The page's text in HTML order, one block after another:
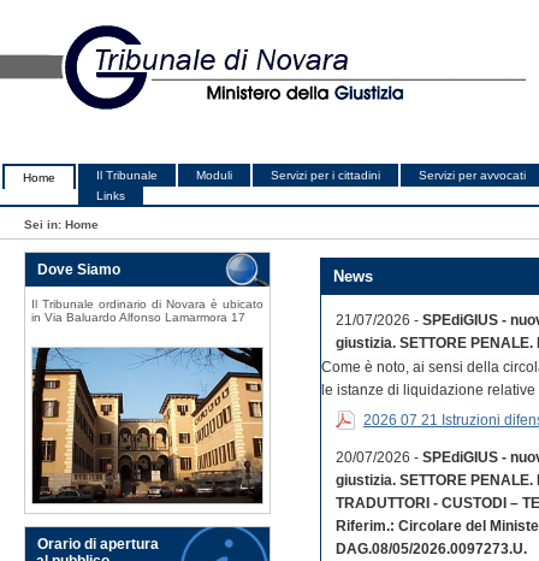
Home Il Tribunale Moduli Servizi per i cittadini
Servizi per avvocati
Links
Sei in: Home
News
21/07/2026 - SPEdiGIUS -
giustizia. SETTORE
Come è noto, ai sensi della
le istanze di liquidazione
2026 07 21 Istruzioni
20/07/2026 - SPEdiGIUS -
giustizia. SETTORE
TRADUTTORI - CUSTODI –
Riferim.: Circolare del
DAG.08/05/2026.0097273.U.
Dove Siamo
Il Tribunale ordinario di Novara è ubicato
in Via Baluardo Alfonso Lamarmora 17
Orario di apertura